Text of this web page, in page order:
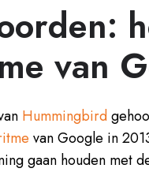
van
Hummingbird
van Google in
gaan houden met